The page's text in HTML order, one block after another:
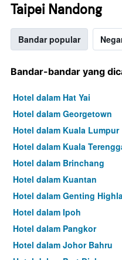
Taipei Nandong
Bandar popular
Bandar-bandar yang
Hotel dalam Hat Yai
Hotel dalam Georgetown
Hotel dalam Kuala Lumpur
Hotel dalam Kuala
Hotel dalam Brinchang
Hotel dalam Kuantan
Hotel dalam Genting
Hotel dalam Ipoh
Hotel dalam Pangkor
Hotel dalam Johor Bahru